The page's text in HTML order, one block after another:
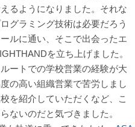
るようになりました。それな
グラミング技術は必要だろう
ルに通い、そこで出会ったエ
を立ち上げました。
ートでの学校営業の経験が大
の高い組織営業で苦労しまし
を紹介していただくなど、こ
ないのだと気づきました。